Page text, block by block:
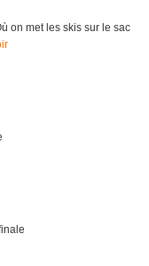
on met les skis sur le sac